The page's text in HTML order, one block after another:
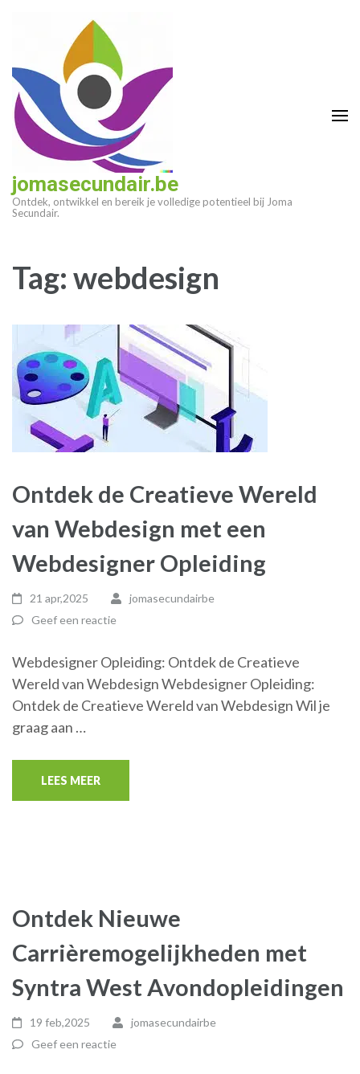
(druk
enter)
jomasecundair.be
Ontdek, ontwikkel en bereik je volledige potentieel bij Joma
Secundair.
Tag:webdesign
Ontdek de Creatieve Wereld
van Webdesign met een
Webdesigner Opleiding
21 apr,2025
jomasecundairbe
Geef een reactie
Webdesigner Opleiding: Ontdek de Creatieve
Wereld van Webdesign Webdesigner Opleiding:
Ontdek de Creatieve Wereld van Webdesign Wil je
graag aan …
LEES MEER
Ontdek Nieuwe
Carrièremogelijkheden met
Syntra West Avondopleidingen
19 feb,2025
jomasecundairbe
Geef een reactie